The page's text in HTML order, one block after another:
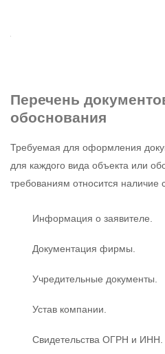
Перечень
обоснования
Требуемая для оформления
для каждого вида объекта или
требованиям относится
Информация о заявителе.
Документация фирмы.
Учредительные документы.
Устав компании.
Свидетельства ОГРН и ИНН.